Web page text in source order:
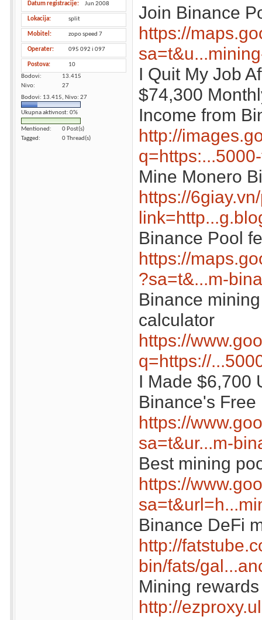
Datum registracije Jun 2008
Lokacija split
Mobitel zopo speed 7
Operater 095 092 i 097
Postova
10
Bodovi
13.415
Nivo
27
Bodovi: 13.415, Nivo: 27
Ukupna aktivnost: 0%
Mentioned
0 Post(s)
Tagged
0 Thread(s)
Join Binance
https://
I Quit My Job
$74,300
Income from
http://
Mine Monero
https://
Binance Pool
https://
?sa=t&...m-
Binance
calculator
https://
q=https://
I Made $6,700
Binance's Free
https://
sa=t&ur...m-
Best mining
https://
Binance DeFi
http://
bin/fats/
Mining
http://